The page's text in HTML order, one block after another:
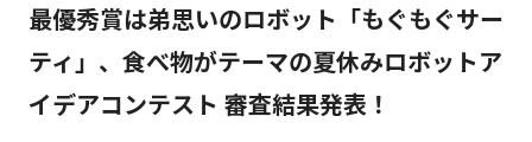
最優秀賞は弟思いのロボット「もぐもぐサー
ティ」、食べ物がテーマの夏休みロボットア
イデアコンテスト 審査結果発表！